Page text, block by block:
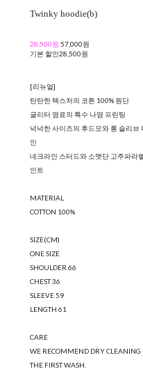
Twinky hoodie(b)
28,500원 57,000원
기본 할인28,500원
[리뉴얼]
탄탄한 텍스처의 코튼 100% 원단
글리터 염료의 특수 나염 프린팅
넉넉한 사이즈의 후드모와 롱 슬리브
인
네크라인 스터드와 소맷단 고주파라
인트
MATERIAL
COTTON 100%
SIZE(CM)
ONE SIZE
SHOULDER 66
CHEST 36
SLEEVE 59
LENGTH 61
CARE
WE RECOMMEND DRY CLEANING
THE FIRST WASH.